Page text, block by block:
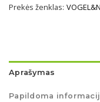
Prekės ženklas:
Aprašymas
Papildoma